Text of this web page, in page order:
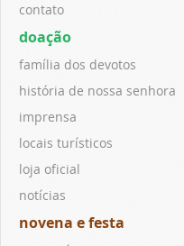
contato
doação
família dos devotos
história de nossa senhora
imprensa
locais turísticos
loja oficial
notícias
novena e festa